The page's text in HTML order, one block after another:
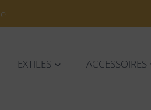
TEXTILES ACCESSOIRES